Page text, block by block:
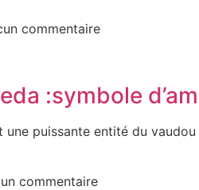
commentaire
:symbole
une puissante entité du
commentaire